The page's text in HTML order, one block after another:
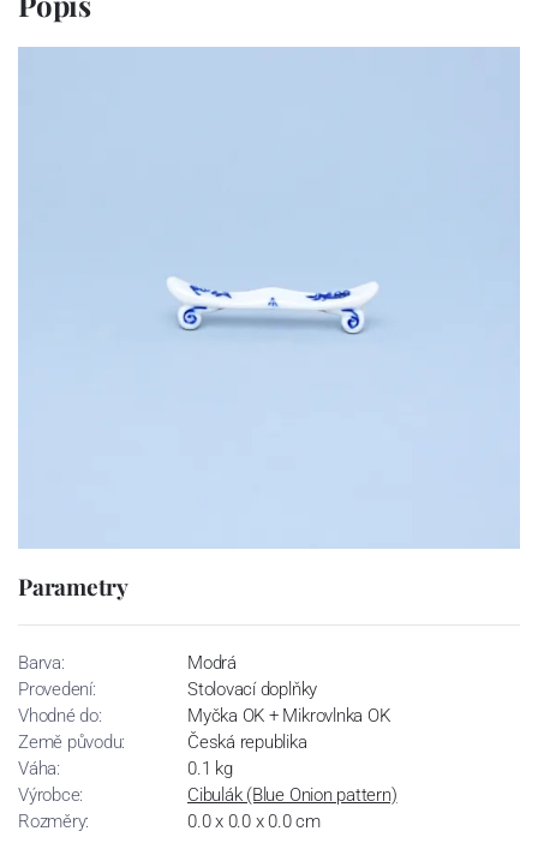
Parametry
Barva:
Modrá
Provedení:
Stolovací doplňky
Vhodné do:
Myčka OK + Mikrovlnka OK
Země původu:
Česká republika
Váha:
0.1 kg
Výrobce:
Cibulák (Blue Onion pattern)
Rozměry:
0.0 x 0.0 x 0.0 cm